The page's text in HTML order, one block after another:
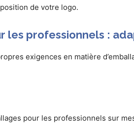
de votre logo.
les professionnels :
exigences en matière
pour les professionnels sur